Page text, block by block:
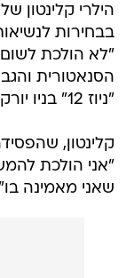
הילרי קלינטון
בבחירות
"לא הולכת
הסנאטורית
"ניוז 12" בניו יורק כי היא לא תתמודד ב-2020.
"אני הולכת
שאני מאמינה